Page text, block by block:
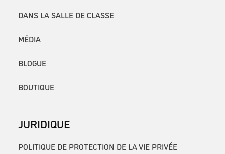
DANS LA SALLE DE CLASSE
MÉDIA
BLOGUE
BOUTIQUE
JURIDIQUE
POLITIQUE DE PROTECTION DE LA VIE PRIVÉE